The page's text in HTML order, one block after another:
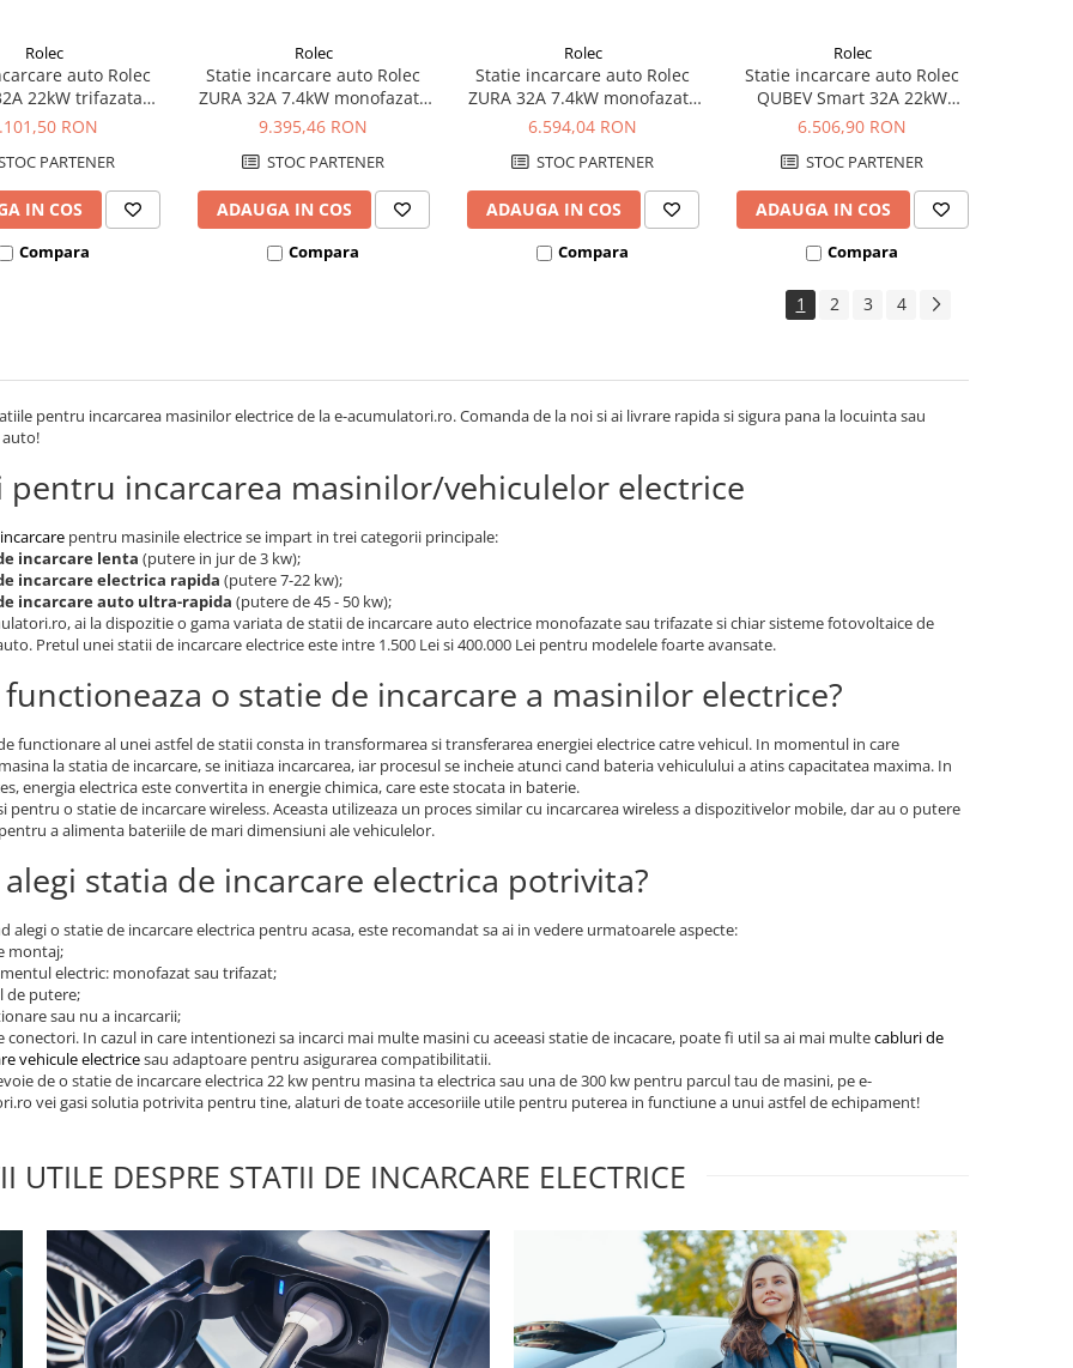
Rolec
auto Rolec
22kW trifazata
Tip 2
RON
PARTENER
IN COS
Compara
Rolec
Statie incarcare auto Rolec
ZURA 32A 7.4kW monofazata
2xpriza Tip 2
9.395,46 RON
STOC PARTENER
ADAUGA IN COS
Compara
Rolec
Statie incarcare auto Rolec
ZURA 32A 7.4kW monofazata
1xpriza Tip 2
6.594,04 RON
STOC PARTENER
ADAUGA IN COS
Compara
Rolec
Statie incarcare auto Rolec
QUBEV Smart 32A 22kW
trifazata cu cablu 5m Tip 2
6.506,90 RON
STOC PARTENER
ADAUGA IN COS
Compara
1 2 3 4
pentru incarcarea masinilor electrice de la e-acumulatori.ro. Comanda de la noi si ai livrare rapida si sigura pana la locuinta sau
pentru incarcarea masinilor/vehiculelor electrice
pentru masinile electrice se impart in trei categorii principale:
incarcare lenta (putere in jur de 3 kw);
incarcare electrica rapida (putere 7-22 kw);
incarcare auto ultra-rapida (putere de 45 - 50 kw);
ai la dispozitie o gama variata de statii de incarcare auto electrice monofazate sau trifazate si chiar sisteme fotovoltaice de
Pretul unei statii de incarcare electrice este intre 1.500 Lei si 400.000 Lei pentru modelele foarte avansate.
o statie de incarcare a masinilor electrice?
functionare al unei astfel de statii consta in transformarea si transferarea energiei electrice catre vehicul. In momentul in care
la statia de incarcare, se initiaza incarcarea, iar procesul se incheie atunci cand bateria vehiculului a atins capacitatea maxima. In
energia electrica este convertita in energie chimica, care este stocata in baterie.
pentru o statie de incarcare wireless. Aceasta utilizeaza un proces similar cu incarcarea wireless a dispozitivelor mobile, dar au o putere
a alimenta bateriile de mari dimensiuni ale vehiculelor.
statia de incarcare electrica potrivita?
alegi o statie de incarcare electrica pentru acasa, este recomandat sa ai in vedere urmatoarele aspecte:
montaj;
electric: monofazat sau trifazat;
de putere;
sau nu a incarcarii;
conectori. In cazul in care intentionezi sa incarci mai multe masini cu aceeasi statie de incacare, poate fi util sa ai mai multecabluri de
vehicule electricesau adaptoare pentru asigurarea compatibilitatii.
de o statie de incarcare electrica 22 kw pentru masina ta electrica sau una de 300 kw pentru parcul tau de masini, pe e-
vei gasi solutia potrivita pentru tine, alaturi de toate accesoriile utile pentru puterea in functiune a unui astfel de echipament!
UTILE DESPRE STATII DE INCARCARE ELECTRICE